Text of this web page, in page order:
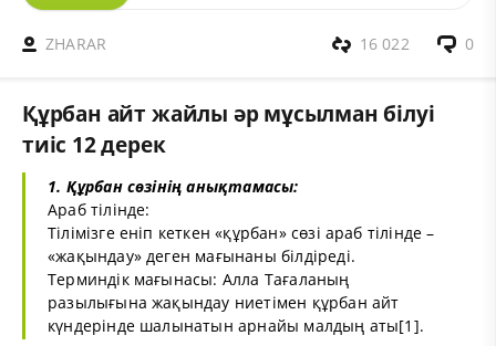
ZHARAR 0
16 022
Құрбан айт жайлы әр мұсылман білуі
тиіс 12 дерек
1. Құрбан сөзінің анықтамасы:
Араб тілінде:
Тілімізге еніп кеткен «құрбан» сөзі араб тілінде –
«жақындау» деген мағынаны білдіреді.
Терминдік мағынасы: Алла Тағаланың
разылығына жақындау ниетімен құрбан айт
күндерінде шалынатын арнайы малдың аты[1].